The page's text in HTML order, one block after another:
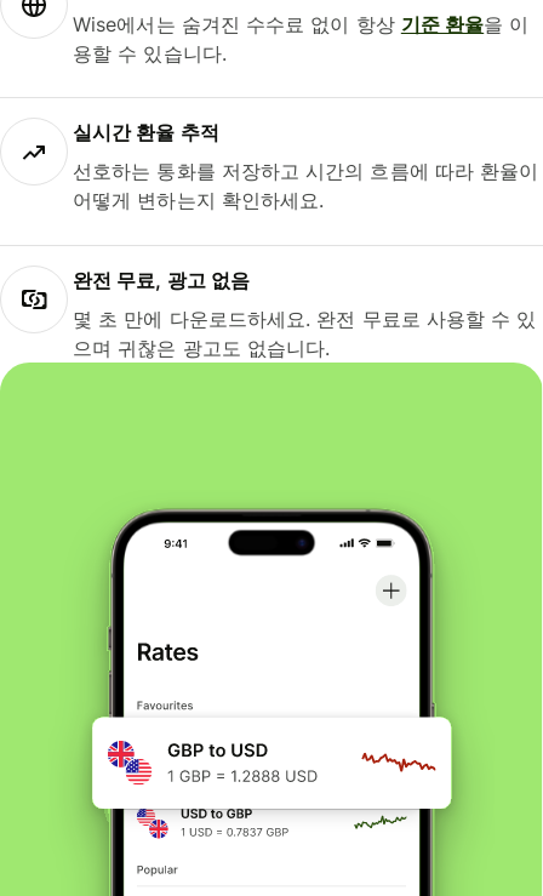
Wise에서는 숨겨진 수수료 없이 항상 기준 환율을 이
용할 수 있습니다.
실시간 환율 추적
선호하는 통화를 저장하고 시간의 흐름에 따라 환율이
어떻게 변하는지 확인하세요.
완전 무료, 광고 없음
몇 초 만에 다운로드하세요. 완전 무료로 사용할 수 있
으며 귀찮은 광고도 없습니다.